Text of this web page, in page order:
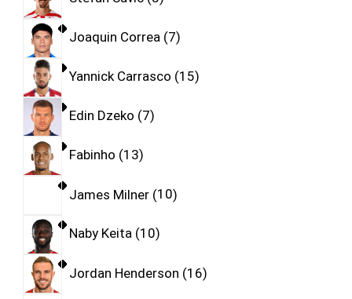
Joaquin Correa 7
Yannick Carrasco 15
Edin Dzeko 7
Fabinho 13
James Milner 10
Naby Keita 10
Jordan Henderson 16